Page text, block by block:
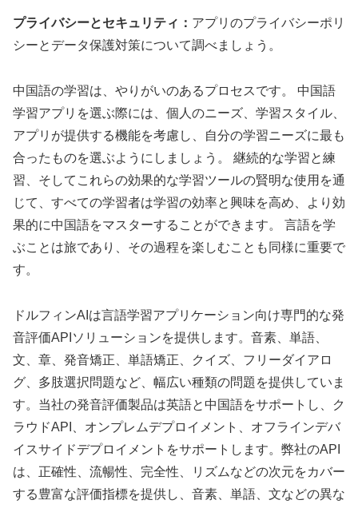
プライバシーとセキュリティ： アプリのプライバシーポリ
シーとデータ保護対策について調べましょう。
中国語の学習は、やりがいのあるプロセスです。 中国語
学習アプリを選ぶ際には、個人のニーズ、学習スタイル、
アプリが提供する機能を考慮し、自分の学習ニーズに最も
合ったものを選ぶようにしましょう。 継続的な学習と練
習、そしてこれらの効果的な学習ツールの賢明な使用を通
じて、すべての学習者は学習の効率と興味を高め、より効
果的に中国語をマスターすることができます。 言語を学
ぶことは旅であり、その過程を楽しむことも同様に重要で
す。
ドルフィンAIは言語学習アプリケーション向け専門的な発
音評価APIソリューションを提供します。音素、単語、
文、章、発音矯正、単語矯正、クイズ、フリーダイアロ
グ、多肢選択問題など、幅広い種類の問題を提供していま
す。当社の発音評価製品は英語と中国語をサポートし、ク
ラウドAPI、オンプレムデプロイメント、オフラインデバ
イスサイドデプロイメントをサポートします。弊社のAPI
は、正確性、流暢性、完全性、リズムなどの次元をカバー
する豊富な評価指標を提供し、音素、単語、文などの異な